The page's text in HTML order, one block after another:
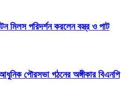
মিলস পরিদর্শন করলেন বস্ত্র ও পাট
পৌরসভা গঠনের অঙ্গীকার বিএনপি